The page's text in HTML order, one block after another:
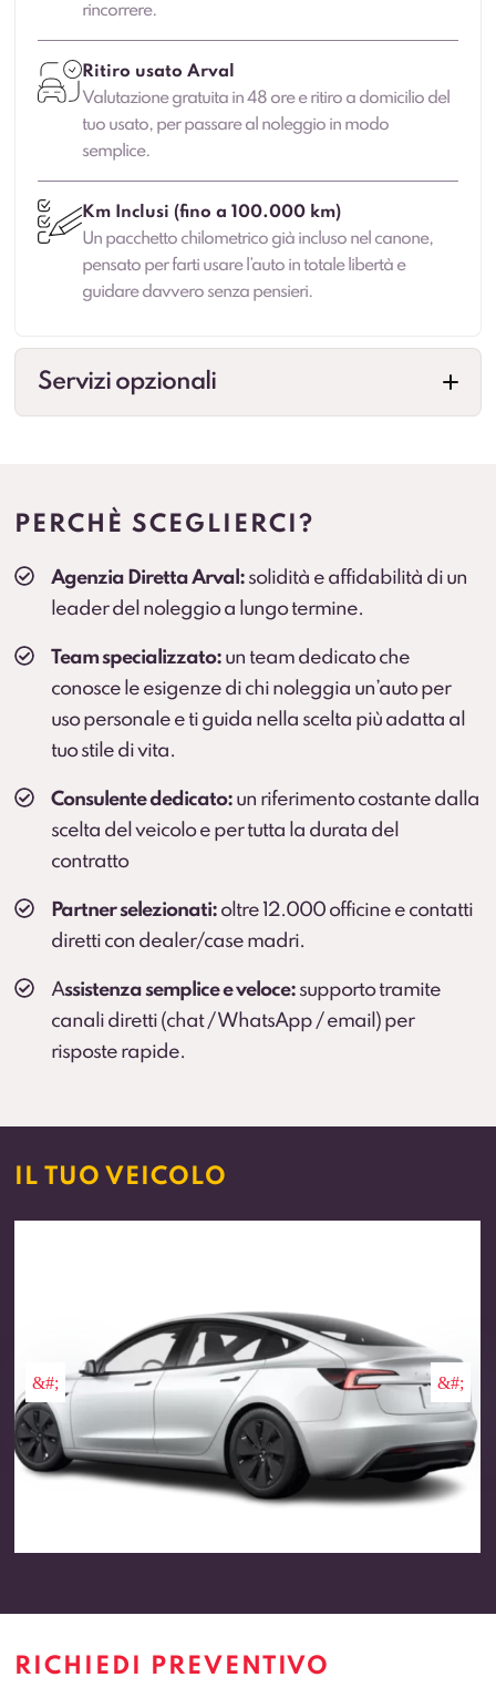
rincorrere.
Ritiro usato Arval
Valutazione gratuita in 48 ore e ritiro a domicilio del
tuo usato, per passare al noleggio in modo
semplice.
Km Inclusi (fino a 100.000 km)
Un pacchetto chilometrico già incluso nel canone,
pensato per farti usare l’auto in totale libertà e
guidare davvero senza pensieri.
Servizi opzionali
Cambio stagionale e, dove previsto, deposito
pneumatici per una gestione comoda durante
PERCHÈ SCEGLIERCI?
Agenzia Diretta Arval: solidità e affidabilità di un
leader del noleggio a lungo termine.
Team specializzato: un team dedicato che
conosce le esigenze di chi noleggia un’auto per
uso personale e ti guida nella scelta più adatta al
tuo stile di vita.
Consulente dedicato: un riferimento costante dalla
scelta del veicolo e per tutta la durata del
contratto
Partner selezionati: oltre 12.000 officine e contatti
diretti con dealer/case madri.
Assistenza semplice e veloce: supporto tramite
canali diretti (chat / WhatsApp / email) per
risposte rapide.
IL TUO VEICOLO
RICHIEDI PREVENTIVO